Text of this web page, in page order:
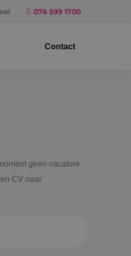
076 599 1700
Contact
geen vacature
CV naar